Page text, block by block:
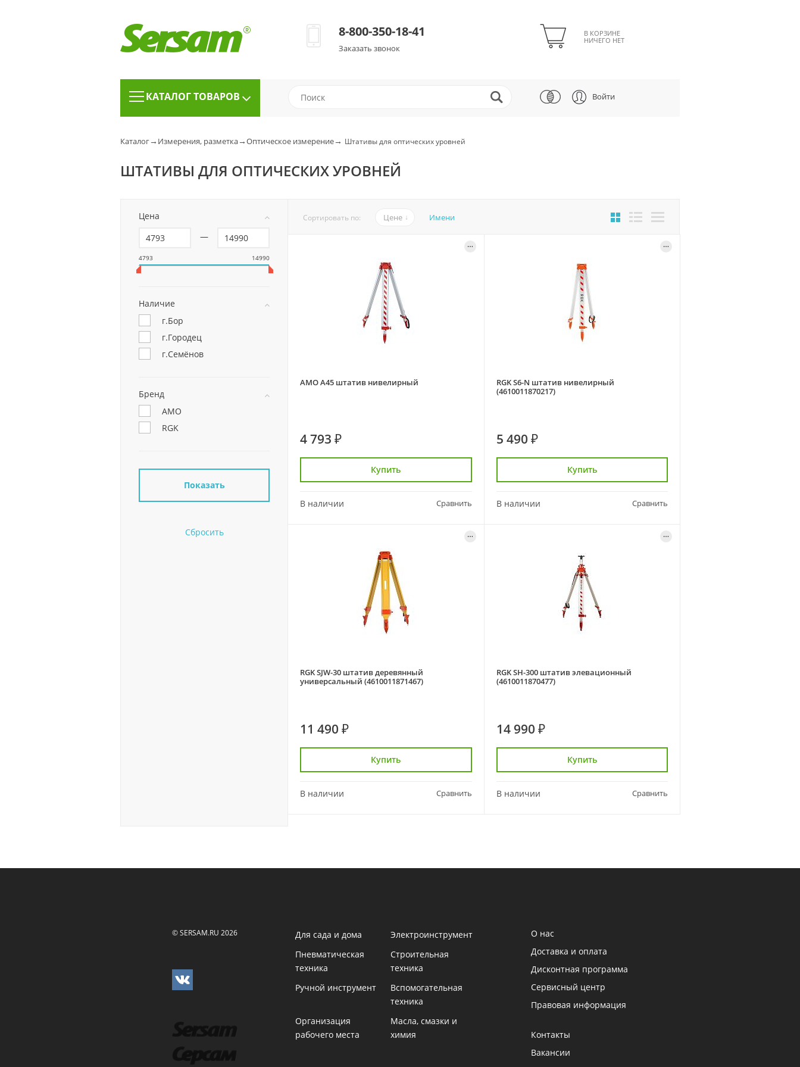
8-800-350-18-41
Заказать звонок
В КОРЗИНЕ
НИЧЕГО НЕТ
КАТАЛОГ ТОВАРОВ Войти
Каталог→ Измерения, разметка→Оптическое измерение→ Штативы для оптических уровней
ШТАТИВЫ ДЛЯ ОПТИЧЕСКИХ УРОВНЕЙ
Цена
—
4793 14990
Наличие
г.Бор
г.Городец
г.Семёнов
Бренд
AMO
RGK
Сортировать по: Цене Имени
AMO A45 штатив нивелирный
4 793 ₽
Купить
В наличии Сравнить
RGK S6-N штатив нивелирный
(4610011870217)
5 490 ₽
Купить
В наличии Сравнить
RGK SJW-30 штатив деревянный
универсальный (4610011871467)
11 490 ₽
Купить
В наличии Сравнить
RGK SH-300 штатив элевационный
(4610011870477)
14 990 ₽
Купить
В наличии Сравнить
© SERSAM.RU 2026 Для сада и дома
Электроинструмент
Пневматическая
техника
Строительная
техника
Ручной инструмент
Вспомогательная
техника
Организация
рабочего места
Масла, смазки и
химия
О нас
Доставка и оплата
Дисконтная программа
Сервисный центр
Правовая информация
Контакты
Вакансии